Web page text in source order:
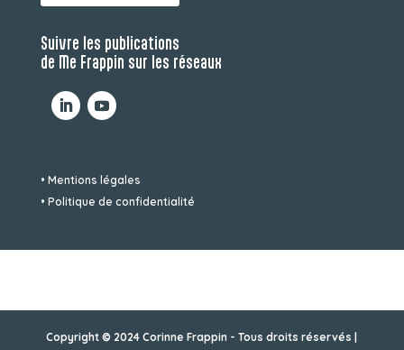
Suivre les publications
de Me Frappin sur les réseaux
• Mentions légales
• Politique de confidentialité
Copyright © 2024 Corinne Frappin - Tous droits réservés |